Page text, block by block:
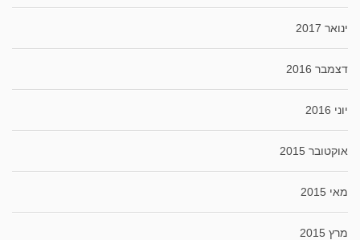
ינואר 2017
דצמבר 2016
יוני 2016
אוקטובר 2015
מאי 2015
מרץ 2015